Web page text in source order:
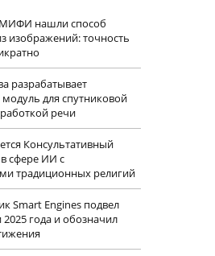
нашли способ
изображений: точность
разрабатывает
для спутниковой
речи
Консультативный
сфере ИИ с
традиционных религий
Smart Engines подвел
года и обозначил